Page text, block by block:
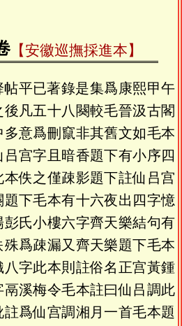
【安徽巡撫採進本】
平已著錄是集爲康熙甲午
凡五十八闋較毛晉汲古閣
意爲刪竄非其舊文如毛本
宫字且暗香題下有小序四
佚之僅疎影題下註仙吕宫
下毛本有十六夜出四字憶
氏小樓六字齊天樂結句有
爲疎漏又齊天樂題下毛本
字此本則註俗名正宫黃鍾
溪梅令毛本註曰仙吕調此
爲仙宫調湘月一首毛本題